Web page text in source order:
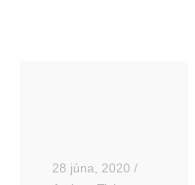
28 júna, 2020 /